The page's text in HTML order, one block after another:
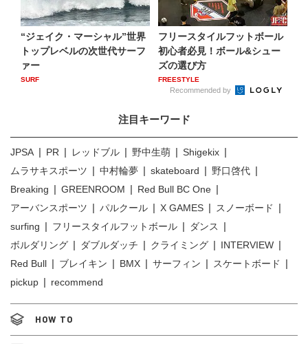
“ジェイク・マーシャル”世界
トップレベルの次世代サーフ
ァー
SURF
フリースタイルフットボール
初心者必見！ボール&シュー
ズの選び方
FREESTYLE
Recommended by
注目キーワード
JPSA PR レッドブル 野中生萌
Shigekix
ムラサキスポーツ
中村輪夢 skateboard
野口啓代
Breaking
GREENROOM
Red Bull BC One
アーバンスポーツ
パルクール X GAMES
スノーボード
surfing
フリースタイルフットボール
ダンス
ボルダリング
ダブルダッチ クライミング
INTERVIEW
Red Bull
ブレイキン BMX サーフィン
スケートボード
pickup
recommend
HOW TO